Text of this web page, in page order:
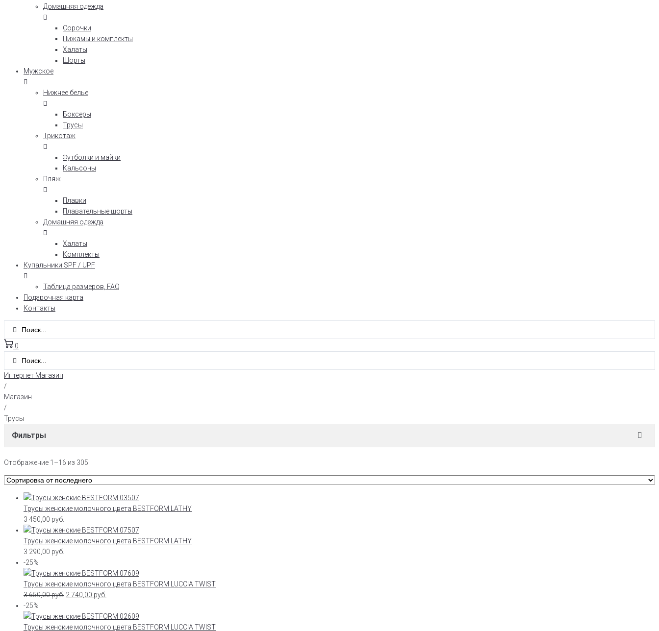
Домашняя одежда
Сорочки
Пижамы и комплекты
Халаты
Шорты
Мужское
Нижнее белье
Боксеры
Трусы
Трикотаж
Футболки и майки
Кальсоны
Пляж
Плавки
Плавательные шорты
Домашняя одежда
Халаты
Комплекты
Купальники SPF / UPF
Таблица размеров, FAQ
Подарочная карта
Контакты
0
Интернет Магазин
/
Магазин
/
Трусы
Фильтры
Отображение 1–16 из 305
Трусы женские молочного цвета BESTFORM LATHY
3 450,00 руб.
Трусы женские молочного цвета BESTFORM LATHY
3 290,00 руб.
-25%
Трусы женские молочного цвета BESTFORM LUCCIA TWIST
3 650,00руб. 2 740,00 руб.
-25%
Трусы женские молочного цвета BESTFORM LUCCIA TWIST